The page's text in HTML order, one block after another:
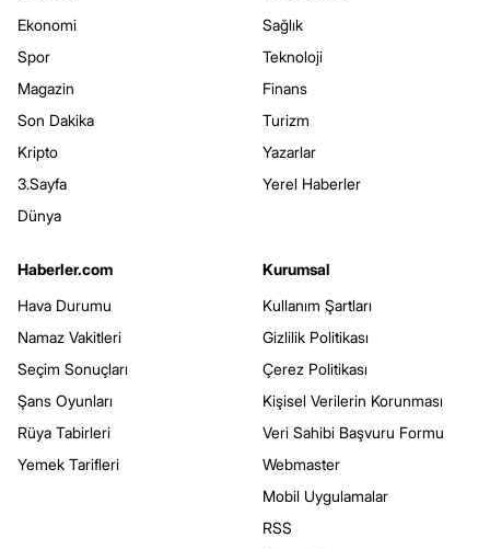
Ekonomi
Spor
Magazin
Son Dakika
Kripto
3.Sayfa
Dünya
Sağlık
Teknoloji
Finans
Turizm
Yazarlar
Yerel Haberler
Haberler.com
Hava Durumu
Namaz Vakitleri
Seçim Sonuçları
Şans Oyunları
Rüya Tabirleri
Yemek Tarifleri
Kurumsal
Kullanım Şartları
Gizlilik Politikası
Çerez Politikası
Kişisel Verilerin Korunması
Veri Sahibi Başvuru Formu
Webmaster
Mobil Uygulamalar
RSS